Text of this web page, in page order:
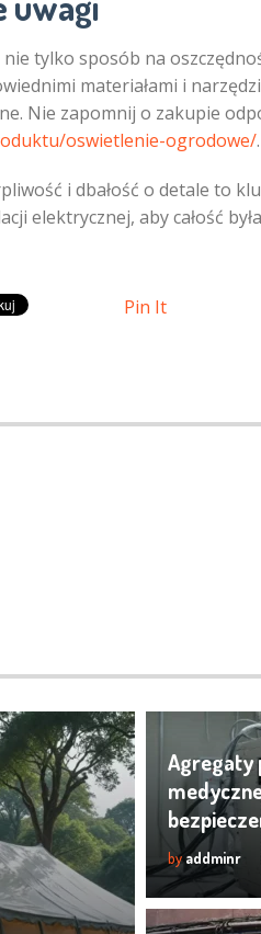
tylko sposób na
materiałami i
Nie zapomnij o zakupie
oswietlenie-ogrodowe/.
i dbałość o detale to
elektrycznej, aby całość
Pin It
Agregaty
by addminr